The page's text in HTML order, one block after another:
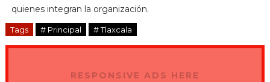
quienes integran la organización.
Tags # Principal # Tlaxcala
RESPONSIVE ADS HERE